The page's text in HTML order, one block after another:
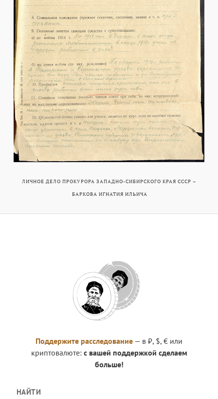
ЛИЧНОЕ ДЕЛО ПРОКУРОРА ЗАПАДНО-СИБИРСКОГО КРАЯ СССР –
БАРКОВА ИГНАТИЯ ИЛЬИЧА
Поддержите расследование — в ₽, $, € или
криптовалюте: с вашей поддержкой сделаем
больше!
НАЙТИ